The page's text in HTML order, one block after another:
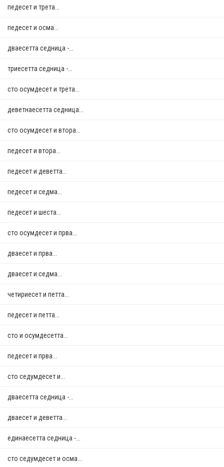
педесет и трета...
педесет и осма...
дваесетта седница -...
триесетта седница -...
сто осумдесет и трета...
деветнаесетта седница...
сто осумдесет и втора...
педесет и втора...
педесет и деветта...
педесет и седма...
педесет и шеста...
сто осумдесет и прва...
дваесет и прва...
дваесет и седма...
четириесет и петта...
педесет и петта...
сто и осумдесетта...
педесет и прва...
сто седумдесет и...
дваесетта седница -...
дваесет и деветта...
единаесетта седница -...
сто седумдесет и осма...